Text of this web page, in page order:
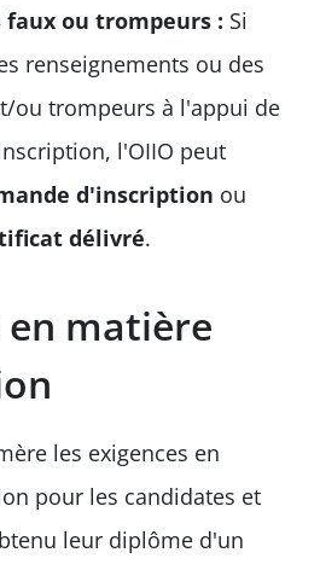
faux ou trompeurs : Si
renseignements ou des
ou trompeurs à l'appui de
l'OIIO peut
d'inscription ou
délivré.
en matière
les exigences en
pour les candidates et
leur diplôme d'un